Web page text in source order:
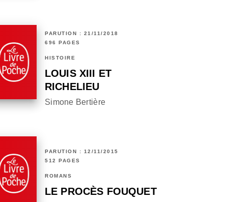
PARUTION : 21/11/2018
696 PAGES
HISTOIRE
LOUIS XIII ET
RICHELIEU
Simone Bertière
PARUTION : 12/11/2015
512 PAGES
ROMANS
LE PROCÈS FOUQUET